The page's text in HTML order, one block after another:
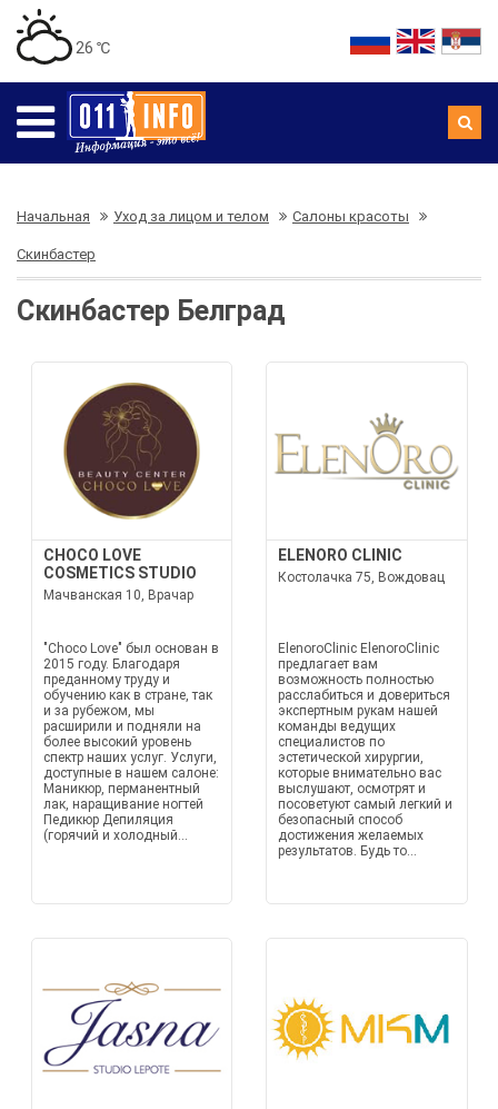
26 ℃
Начальная Уход за лицом и телом Салоны красоты
Скинбастер
Скинбастер Белград
CHOCO LOVE
COSMETICS STUDIO
Мачванская 10, Врачар
"Choco Love" был основан в
2015 году. Благодаря
преданному труду и
обучению как в стране, так
и за рубежом, мы
расширили и подняли на
более высокий уровень
спектр наших услуг. Услуги,
доступные в нашем салоне:
Маникюр, перманентный
лак, наращивание ногтей
Педикюр Депиляция
(горячий и холодный...
ELENORO CLINIC
Костолачка 75, Вождовац
ElenoroClinic ElenoroClinic
предлагает вам
возможность полностью
расслабиться и довериться
экспертным рукам нашей
команды ведущих
специалистов по
эстетической хирургии,
которые внимательно вас
выслушают, осмотрят и
посоветуют самый легкий и
безопасный способ
достижения желаемых
результатов. Будь то...